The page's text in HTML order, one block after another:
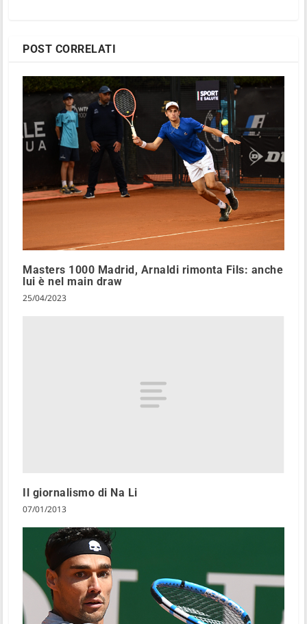
POST CORRELATI
Masters 1000 Madrid, Arnaldi rimonta Fils: anche
lui è nel main draw
25/04/2023
Il giornalismo di Na Li
07/01/2013